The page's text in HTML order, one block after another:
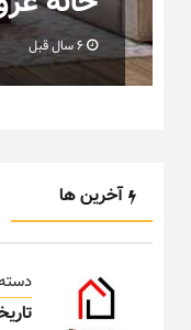
آخرین ها